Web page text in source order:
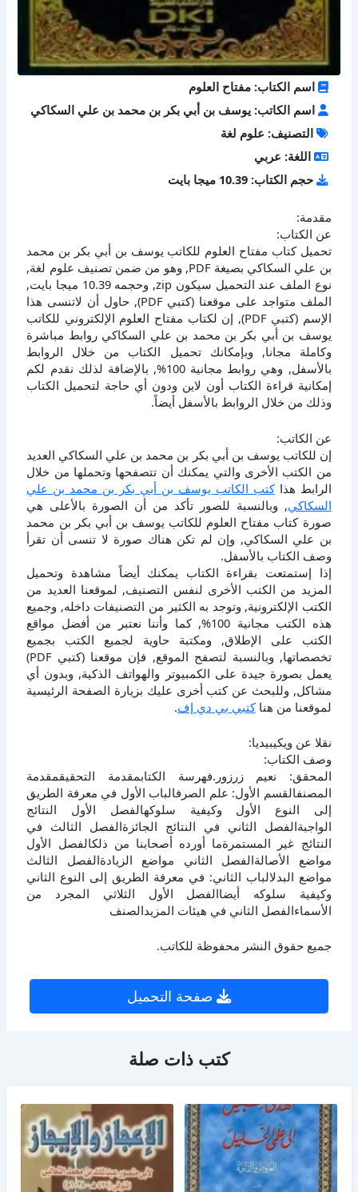
اسم الكتاب: مفتاح العلوم
اسم الكاتب: يوسف بن أبي بكر بن محمد بن علي السكاكي
التصنيف: علوم لغة
اللغة: عربي
حجم الكتاب: 10.39 ميجا بايت
مقدمة:
عن الكتاب:
تحميل كتاب مفتاح العلوم للكاتب يوسف بن أبي بكر بن محمد
بن علي السكاكي بصيغة PDF, وهو من ضمن تصنيف علوم لغة,
نوع الملف عند التحميل سيكون zip, وحجمه 10.39 ميجا بايت,
الملف متواجد على موقعنا (كتبي PDF), حاول أن لاتنسى هذا
الإسم (كتبي PDF), إن لكتاب مفتاح العلوم الإلكتروني للكاتب
يوسف بن أبي بكر بن محمد بن علي السكاكي روابط مباشرة
وكاملة مجانا, وبإمكانك تحميل الكتاب من خلال الروابط
بالأسفل, وهي روابط مجانية 100%, بالإضافة لذلك نقدم لكم
إمكانية قراءة الكتاب أون لاين ودون أي حاجة لتحميل الكتاب
وذلك من خلال الروابط بالأسفل أيضاً.
عن الكاتب:
إن للكاتب يوسف بن أبي بكر بن محمد بن علي السكاكي العديد
من الكتب الأخرى والتي يمكنك أن تتصفحها وتحملها من خلال
الرابط هذاكتب الكاتب يوسف بن أبي بكر بن محمد بن علي
السكاكي, وبالنسبة للصور تأكد من أن الصورة بالأعلى هي
صورة كتاب مفتاح العلوم للكاتب يوسف بن أبي بكر بن محمد
بن علي السكاكي, وإن لم تكن هناك صورة لا تنسى أن تقرأ
وصف الكتاب بالأسفل.
إذا إستمتعت بقراءة الكتاب يمكنك أيضاً مشاهدة وتحميل
المزيد من الكتب الأخرى لنفس التصنيف, لموقعنا العديد من
الكتب الإلكترونية, وتوجد به الكثير من التصنيفات داخله, وجميع
هذه الكتب مجانية 100%, كما وأننا نعتبر من أفضل مواقع
الكتب على الإطلاق, ومكتبة حاوية لجميع الكتب بجميع
تخصصاتها, وبالنسبة لتصفح الموقع, فإن موقعنا (كتبي PDF)
يعمل بصورة جيدة على الكمبيوتر والهواتف الذكية, وبدون أي
مشاكل, وللبحث عن كتب أخرى عليك بزيارة الصفحة الرئيسية
لموقعنا من هناكتبي بي دي إف.
نقلا عن ويكيبيديا:
وصف الكتاب:
المحقق: نعيم زرزور.فهرسة الكتابمقدمة التحقيقمقدمة
المصنفالقسم الأول: علم الصرفالباب الأول في معرفة الطريق
إلى النوع الأول وكيفية سلوكهالفصل الأول النتائج
الواجبةالفصل الثاني في النتائج الجائزةالفصل الثالث في
النتائج غير المستمرةما أورده أصحابنا من ذلكالفصل الأول
مواضع الأصالةالفصل الثاني مواضع الزيادةالفصل الثالث
مواضع البدلالباب الثاني: في معرفة الطريق إلى النوع الثاني
وكيفية سلوكه أيضاالفصل الأول الثلاثي المجرد من
الأسماءالفصل الثاني في هيئات المزيدالصنف
جميع حقوق النشر محفوظة للكاتب.
صفحة التحميل
كتب ذات صلة